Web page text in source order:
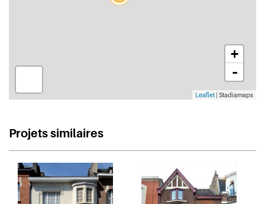
+
-
Leaflet | Stadiamaps
Projets similaires